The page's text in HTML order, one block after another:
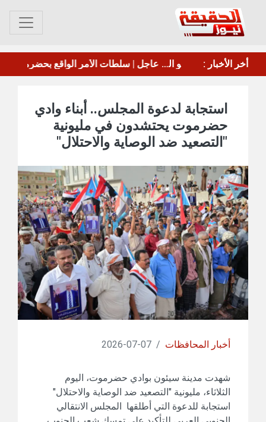
أخر الأخبار :
موسكو: تخلي اليابان عن وضعها كدولة غير نووية سيثير ردود فعل من الدول المجاورة إخماد حريق في منشأة تابعة لأرامكو السعودية بجيزان
استجابة لدعوة المجلس.. أبناء وادي
حضرموت يحتشدون في مليونية
"التصعيد ضد الوصاية والاحتلال"
أخبار المحافظات /
07-07-2026
شهدت مدينة سيئون بوادي حضرموت، اليوم
الثلاثاء، مليونية "التصعيد ضد الوصاية والاحتلال"
استجابة للدعوة التي أطلقها المجلس الانتقالي